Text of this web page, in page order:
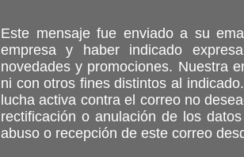
Este mensaje fue enviado a su
empresa y haber indicado
novedades y promociones. Nuestra
ni con otros fines distintos al
lucha activa contra el correo no
rectificación o anulación de los
abuso o recepción de este correo